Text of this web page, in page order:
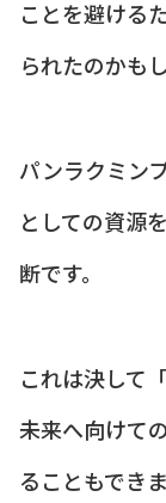
ことを避けるた
られたのかも
パンラクミン
としての資源
断です。
これは決して
未来へ向けて
ることもできま